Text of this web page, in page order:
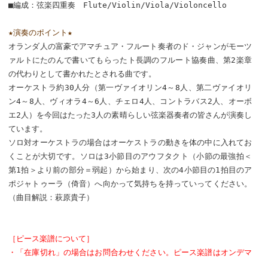
■編成：弦楽四重奏 Flute/Violin/Viola/Violoncello
★演奏のポイント★
オランダ人の富豪でアマチュア・フルート奏者のド・ジャンがモーツ
ァルトにたのんで書いてもらったト長調のフルート協奏曲、第2楽章
の代わりとして書かれたとされる曲です。
オーケストラ約30人分（第一ヴァイオリン4～8人、第二ヴァイオリ
ン4～8人、ヴィオラ4～6人、チェロ4人、コントラバス2人、オーボ
エ2人）を今回はたった3人の素晴らしい弦楽器奏者の皆さんが演奏し
ています。
ソロ対オーケストラの場合はオーケストラの動きを体の中に入れてお
くことが大切です。ソロは3小節目のアウフタクト（小節の最強拍＜
第1拍＞より前の部分＝弱起）から始まり、次の4小節目の1拍目のア
ポジャトゥーラ（倚音）へ向かって気持ちを持っていってください。
（曲目解説：萩原貴子）
［ピース楽譜について］
・「在庫切れ」の場合はお問合わせください。ピース楽譜はオンデマ